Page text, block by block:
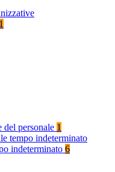
1
del personale 1
tempo indeterminato
indeterminato 6